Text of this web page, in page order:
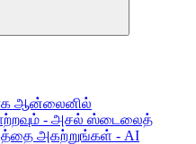
ஆன்லைனில்
- அசல் ஸ்டைலைத்
அகற்றுங்கள் - AI